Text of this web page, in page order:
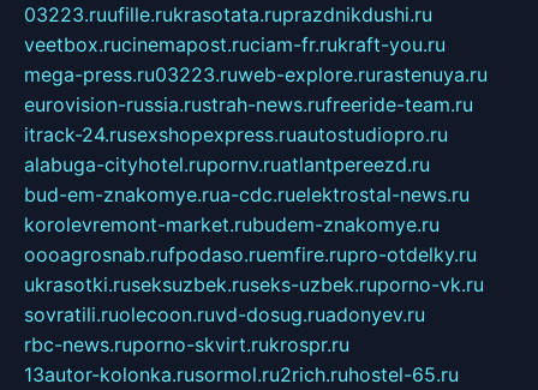
03223.ruufille.rukrasotata.ruprazdnikdushi.ru
veetbox.rucinemapost.ruciam-fr.rukraft-you.ru
mega-press.ru03223.ruweb-explore.rurastenuya.ru
eurovision-russia.rustrah-news.rufreeride-team.ru
itrack-24.rusexshopexpress.ruautostudiopro.ru
alabuga-cityhotel.rupornv.ruatlantpereezd.ru
bud-em-znakomye.rua-cdc.ruelektrostal-news.ru
korolevremont-market.rubudem-znakomye.ru
oooagrosnab.rufpodaso.ruemfire.rupro-otdelky.ru
ukrasotki.ruseksuzbek.ruseks-uzbek.ruporno-vk.ru
sovratili.ruolecoon.ruvd-dosug.ruadonyev.ru
rbc-news.ruporno-skvirt.rukrospr.ru
13autor-kolonka.rusormol.ru2rich.ruhostel-65.ru